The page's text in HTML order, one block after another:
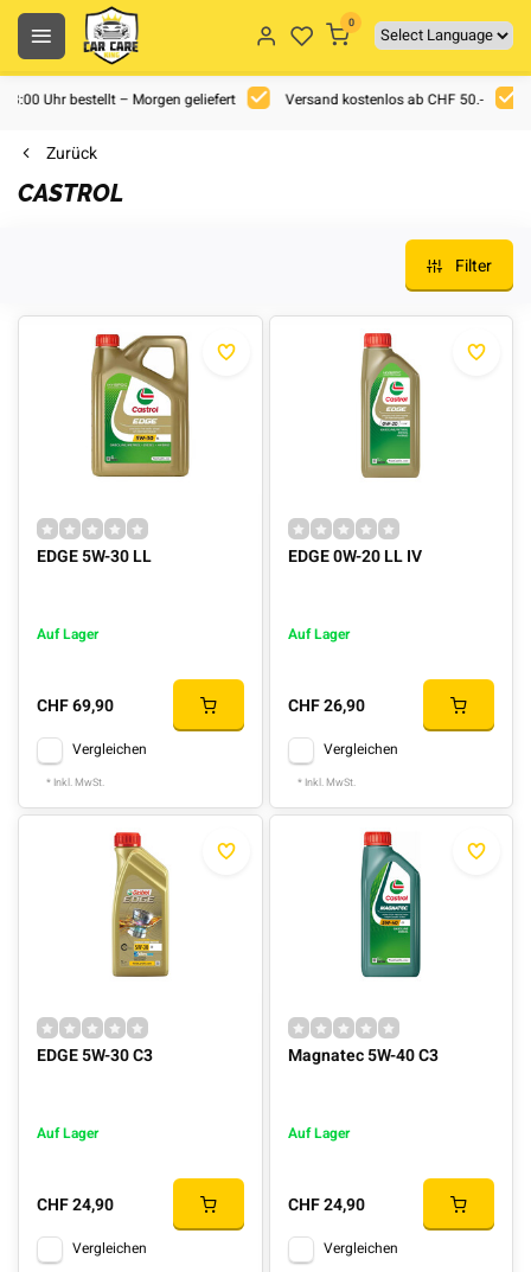
0
Uhr bestellt – Morgen geliefert Versand kostenlos ab CHF 50.-
Zurück
CASTROL
Filter
EDGE 5W-30 LL
Auf Lager
CHF 69,90
Vergleichen
* Inkl. MwSt.
EDGE 0W-20 LL IV
Auf Lager
CHF 26,90
Vergleichen
* Inkl. MwSt.
EDGE 5W-30 C3
Auf Lager
CHF 24,90
Vergleichen
Magnatec 5W-40 C3
Auf Lager
CHF 24,90
Vergleichen